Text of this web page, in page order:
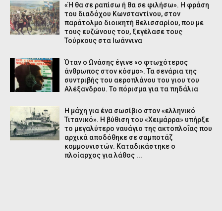
«Ή θα σε ραπίσω ή θα σε φιλήσω». H φράση
του διαδόχου Κωνσταντίνου, στον
παράτολμο διοικητή Βελισσαρίου, που με
τους ευζώνους του, ξεγέλασε τους
Τούρκους στα Ιωάννινα
Όταν ο Ωνάσης έγινε «ο φτωχότερος
άνθρωπος στον κόσμο». Τα σενάρια της
συντριβής του αεροπλάνου του γιου του
Αλέξανδρου. Το πόρισμα για τα πηδάλια
Η μάχη για ένα σωσίβιο στον «ελληνικό
Τιτανικό». Η βύθιση του «Χειμάρρα» υπήρξε
το μεγαλύτερο ναυάγιο της ακτοπλοΐας που
αρχικά αποδόθηκε σε σαμποτάζ
κομμουνιστών. Καταδικάστηκε ο
πλοίαρχος για λάθος ...